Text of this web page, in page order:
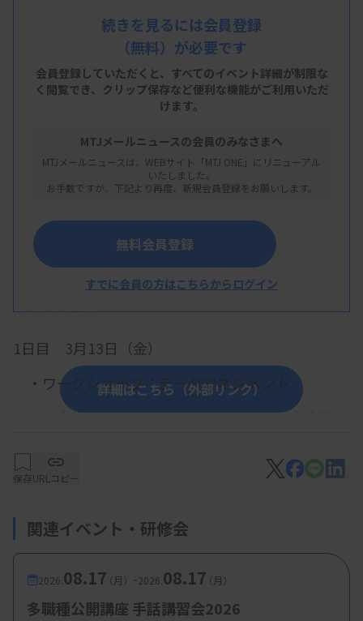
TKP渋谷 長井記念ホール
主 催
概 要
【プログラム】
1日目 3月13日（金）
・ワークショップ：データマネジメント
青柳吉博氏（国立がん研究センター東病院医
岩本彩氏（臨床研究コーディネーター室）
池田裕弥氏（臨床研究支援部門 臨床研究推
進部）
上野悟氏（国立保健医療科学院 保健医療情
報政策研究センター）
詳細はこちら（外部リンク）
続きを見るには会員登録
（無料）が必要です
会員登録していただくと、すべてのイベント詳細が制限な
く閲覧でき、 クリップ保存など便利な機能がご利用いただ
けます。
MTJメールニュースの会員のみなさまへ
MTJメールニュースは、WEBサイト「MTJ ONE」にリニューアル
いたしました。
お手数ですが、下記より再度、新規会員登録をお願いします。
無料会員登録
すでに会員の方はこちらからログイン
保存URLコピー
関連イベント・研修会
2026. 08.17（月） -2026. 08.17（月）
多職種公開講座 手話講習会2026